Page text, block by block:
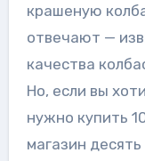
крашеную
отвечают —
качества
Но, если вы
нужно купить
магазин